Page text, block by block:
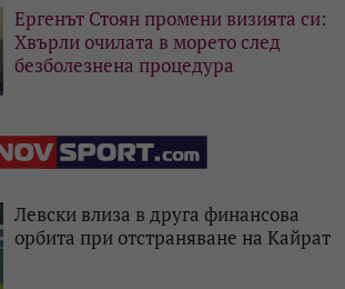
Ергенът Стоян промени визията си:
Хвърли очилата в морето след
безболезнена процедура
Левски влиза в друга финансова
орбита при отстраняване на Кайрат